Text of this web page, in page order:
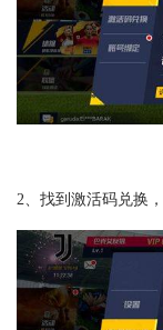
2、找到激活码兑换